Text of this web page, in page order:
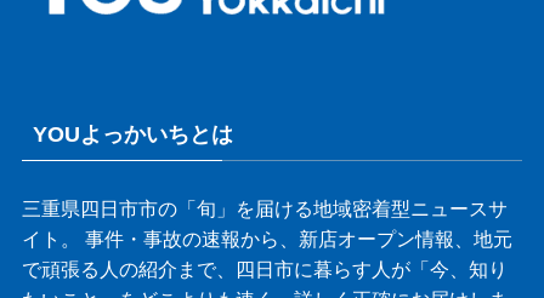
YOUよっかいちとは
三重県四日市市の「旬」を届ける地域密着型ニュースサ
イト。 事件・事故の速報から、新店オープン情報、地元
で頑張る人の紹介まで、四日市に暮らす人が「今、知り